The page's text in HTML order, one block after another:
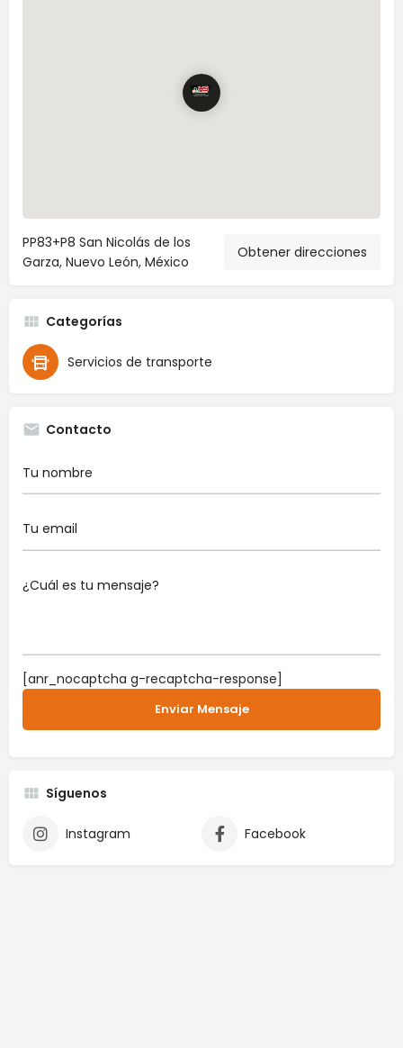
PP83+P8 San Nicolás de los
Garza, Nuevo León, México
Obtener direcciones
Categorías
Servicios de transporte
Contacto
[anr_nocaptcha g-recaptcha-response]
Síguenos
Instagram Facebook